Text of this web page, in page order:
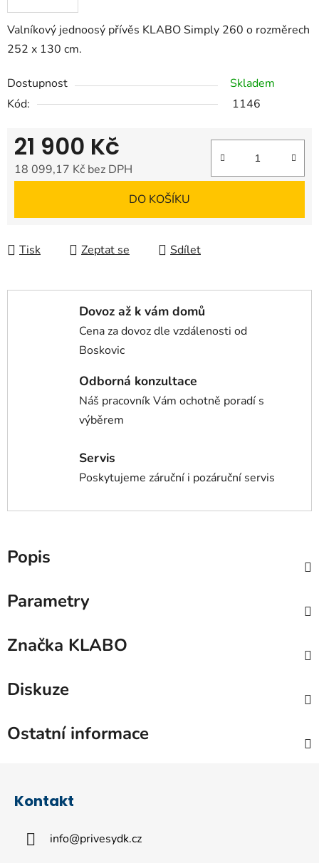
Valníkový jednoosý přívěs KLABO Simply 260 o rozměrech
252 x 130 cm.
Dostupnost
Skladem
Kód:
1146
21 900 Kč
18 099,17 Kč bez DPH
DO KOŠÍKU
Tisk Zeptat se Sdílet
Dovoz až k vám domů
Cena za dovoz dle vzdálenosti od
Boskovic
Odborná konzultace
Náš pracovník Vám ochotně poradí s
výběrem
Servis
Poskytujeme záruční i pozáruční servis
Popis
Parametry
Značka KLABO
Diskuze
Ostatní informace
Kontakt
info@privesydk.cz